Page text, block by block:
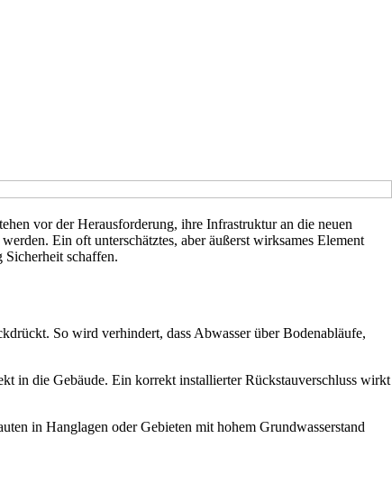
vor der Herausforderung, ihre Infrastruktur an die neuen
Ein oft unterschätztes, aber äußerst wirksames Element
Sicherheit schaffen.
So wird verhindert, dass Abwasser über Bodenabläufe,
in die Gebäude. Ein korrekt installierter Rückstauverschluss wirkt
in Hanglagen oder Gebieten mit hohem Grundwasserstand